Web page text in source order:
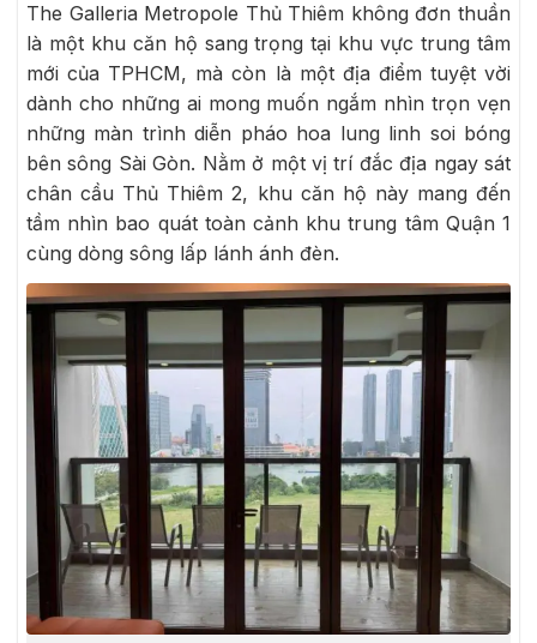
The Galleria Metropole Thủ Thiêm không đơn thuần
là một khu căn hộ sang trọng tại khu vực trung tâm
mới của TPHCM, mà còn là một địa điểm tuyệt vời
dành cho những ai mong muốn ngắm nhìn trọn vẹn
những màn trình diễn pháo hoa lung linh soi bóng
bên sông Sài Gòn. Nằm ở một vị trí đắc địa ngay sát
chân cầu Thủ Thiêm 2, khu căn hộ này mang đến
tầm nhìn bao quát toàn cảnh khu trung tâm Quận 1
cùng dòng sông lấp lánh ánh đèn.